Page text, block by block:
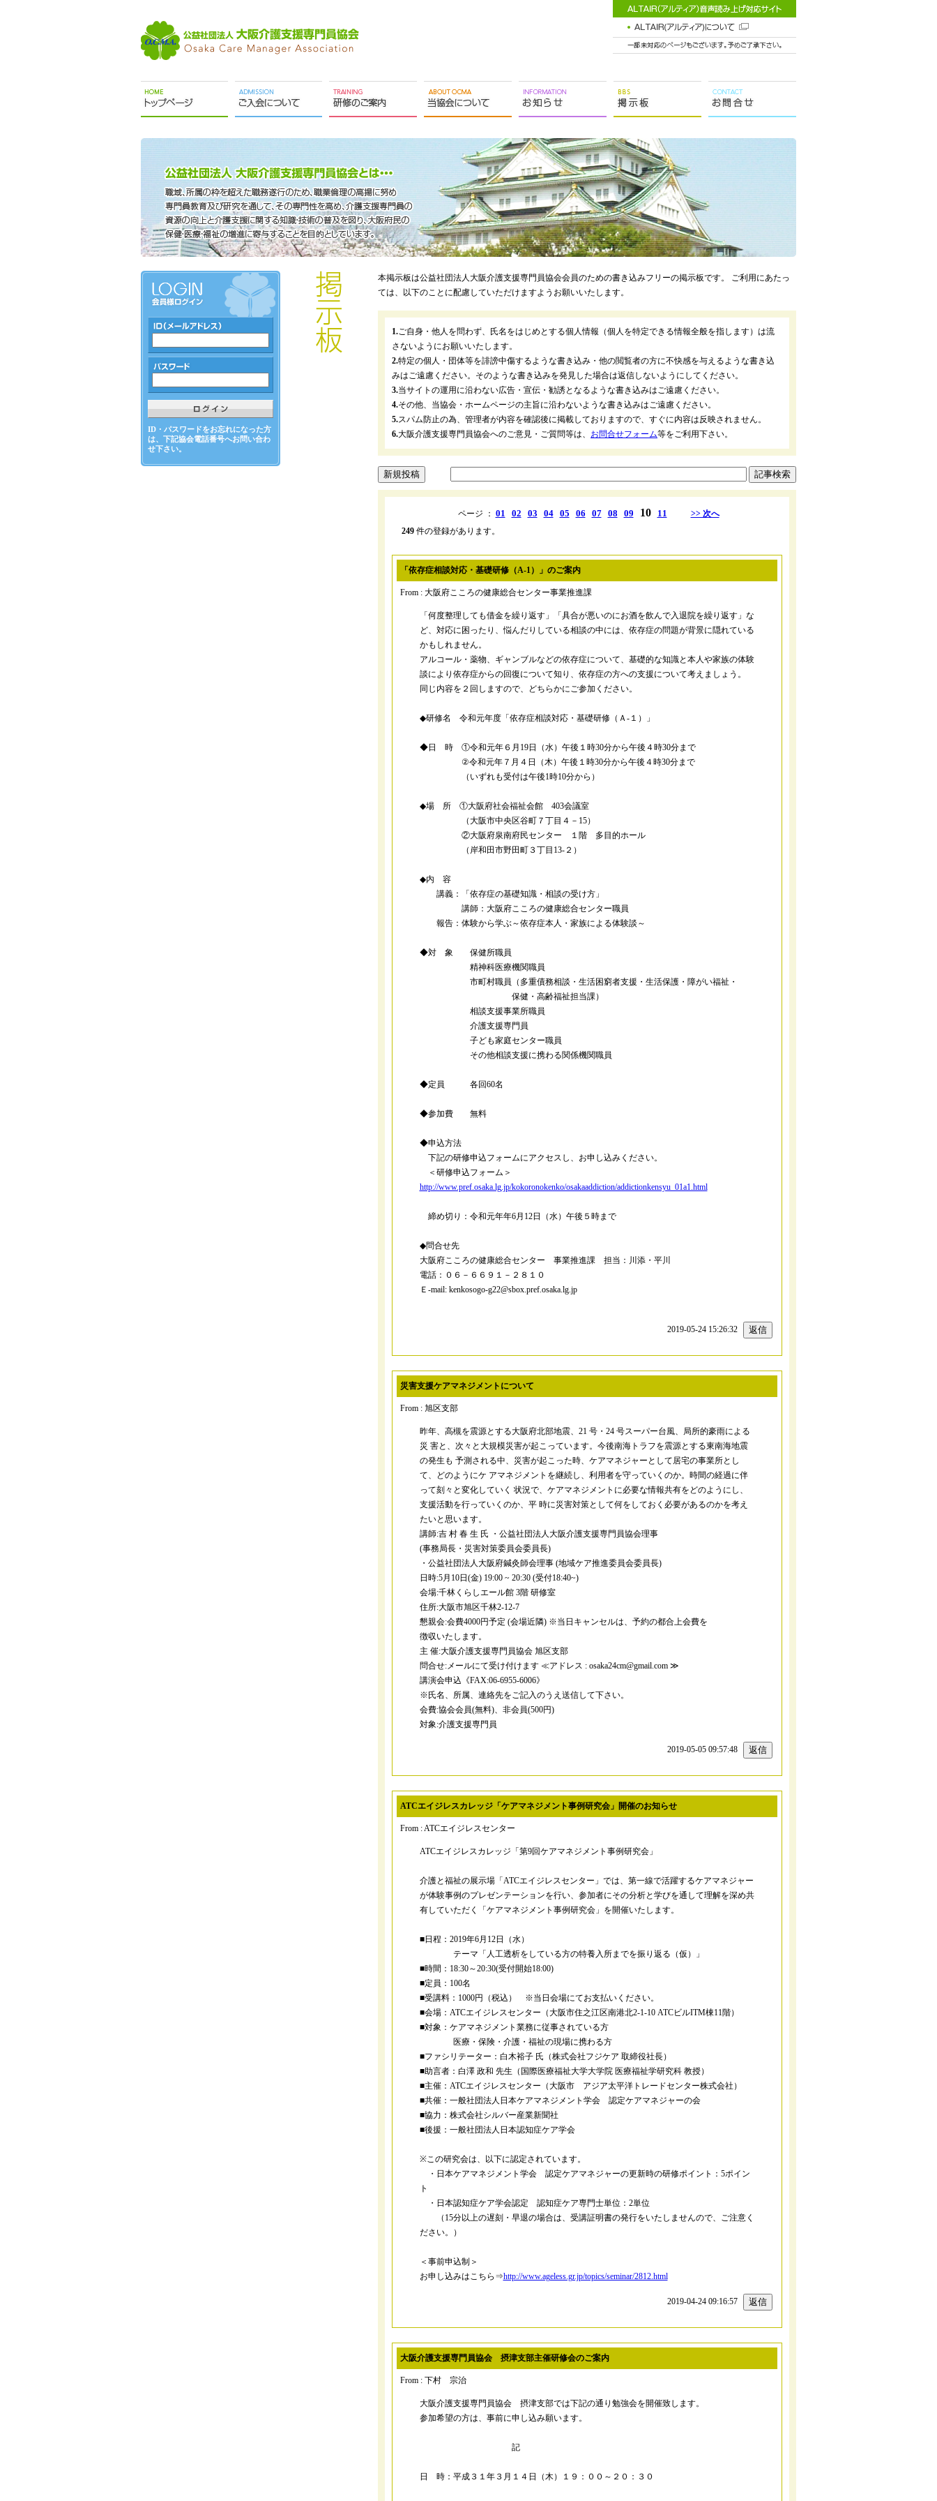
ID・パスワードをお忘れになった方
は、下記協会電話番号へお問い合わ
せ下さい。
本掲示板は公益社団法人大阪介護支援専門員協会会員のための書き込みフリーの掲示板です。 ご利用にあたっ
ては、以下のことに配慮していただけますようお願いいたします。
1.ご自身・他人を問わず、氏名をはじめとする個人情報（個人を特定できる情報全般を指します）は流
さないようにお願いいたします。
2.特定の個人・団体等を誹謗中傷するような書き込み・他の閲覧者の方に不快感を与えるような書き込
みはご遠慮ください。そのような書き込みを発見した場合は返信しないようにしてください。
3.当サイトの運用に沿わない広告・宣伝・勧誘となるような書き込みはご遠慮ください。
4.その他、当協会・ホームページの主旨に沿わないような書き込みはご遠慮ください。
5.スパム防止の為、管理者が内容を確認後に掲載しておりますので、すぐに内容は反映されません。
6.大阪介護支援専門員協会へのご意見・ご質問等は、 お問合せフォーム等をご利用下さい。
ページ ： 01 02 03 04 05 06 07 08 09 10 11
>> 次へ
249 件の登録があります。
「依存症相談対応・基礎研修（A-1）」のご案内
From : 大阪府こころの健康総合センター事業推進課
「何度整理しても借金を繰り返す」「具合が悪いのにお酒を飲んで入退院を繰り返す」な
ど、対応に困ったり、悩んだりしている相談の中には、依存症の問題が背景に隠れている
かもしれません。
アルコール・薬物、ギャンブルなどの依存症について、基礎的な知識と本人や家族の体験
談により依存症からの回復について知り、依存症の方への支援について考えましょう。
同じ内容を２回しますので、どちらかにご参加ください。
◆研修名 令和元年度「依存症相談対応・基礎研修（Ａ-１）」
◆日 時 ①令和元年６月19日（水）午後１時30分から午後４時30分まで
②令和元年７月４日（木）午後１時30分から午後４時30分まで
（いずれも受付は午後1時10分から）
◆場 所 ①大阪府社会福祉会館 403会議室
（大阪市中央区谷町７丁目４－15）
②大阪府泉南府民センター １階 多目的ホール
（岸和田市野田町３丁目13-２）
◆内 容
講義：「依存症の基礎知識・相談の受け方」
講師：大阪府こころの健康総合センター職員
報告：体験から学ぶ～依存症本人・家族による体験談～
◆対 象 保健所職員
精神科医療機関職員
市町村職員（多重債務相談・生活困窮者支援・生活保護・障がい福祉・
保健・高齢福祉担当課）
相談支援事業所職員
介護支援専門員
子ども家庭センター職員
その他相談支援に携わる関係機関職員
◆定員 各回60名
◆参加費 無料
◆申込方法
下記の研修申込フォームにアクセスし、お申し込みください。
＜研修申込フォーム＞
http://www.pref.osaka.lg.jp/kokoronokenko/osakaaddiction/addictionkensyu_01a1.html
締め切り：令和元年年6月12日（水）午後５時まで
◆問合せ先
大阪府こころの健康総合センター 事業推進課 担当：川添・平川
電話：０６－６６９１－２８１０
Ｅ-mail: kenkosogo-g22@sbox.pref.osaka.lg.jp
2019-05-24 15:26:32
災害支援ケアマネジメントについて
From : 旭区支部
昨年、高槻を震源とする大阪府北部地震、21 号・24 号スーパー台風、局所的豪雨による
災 害と、次々と大規模災害が起こっています。今後南海トラフを震源とする東南海地震
の発生も 予測される中、災害が起こった時、ケアマネジャーとして居宅の事業所とし
て、どのようにケ アマネジメントを継続し、利用者を守っていくのか。時間の経過に伴
って刻々と変化していく 状況で、ケアマネジメントに必要な情報共有をどのようにし、
支援活動を行っていくのか、平 時に災害対策として何をしておく必要があるのかを考え
たいと思います。
講師:吉 村 春 生 氏 ・公益社団法人大阪介護支援専門員協会理事
(事務局長・災害対策委員会委員長)
・公益社団法人大阪府鍼灸師会理事 (地域ケア推進委員会委員長)
日時:5月10日(金) 19:00 ~ 20:30 (受付18:40~)
会場:千林くらしエール館 3階 研修室
住所:大阪市旭区千林2-12-7
懇親会:会費4000円予定 (会場近隣) ※当日キャンセルは、予約の都合上会費を
徴収いたします。
主 催:大阪介護支援専門員協会 旭区支部
問合せ:メールにて受け付けます ≪アドレス : osaka24cm@gmail.com ≫
講演会申込《FAX:06-6955-6006》
※氏名、所属、連絡先をご記入のうえ送信して下さい。
会費:協会会員(無料)、非会員(500円)
対象:介護支援専門員
2019-05-05 09:57:48
ATCエイジレスカレッジ「ケアマネジメント事例研究会」開催のお知らせ
From : ATCエイジレスセンター
ATCエイジレスカレッジ「第9回ケアマネジメント事例研究会」
介護と福祉の展示場「ATCエイジレスセンター」では、第一線で活躍するケアマネジャー
が体験事例のプレゼンテーションを行い、参加者にその分析と学びを通して理解を深め共
有していただく「ケアマネジメント事例研究会」を開催いたします。
■日程：2019年6月12日（水）
テーマ「人工透析をしている方の特養入所までを振り返る（仮）」
■時間：18:30～20:30(受付開始18:00)
■定員：100名
■受講料：1000円（税込） ※当日会場にてお支払いください。
■会場：ATCエイジレスセンター（大阪市住之江区南港北2-1-10 ATCビルITM棟11階）
■対象：ケアマネジメント業務に従事されている方
医療・保険・介護・福祉の現場に携わる方
■ファシリテーター：白木裕子 氏（株式会社フジケア 取締役社長）
■助言者：白澤 政和 先生（国際医療福祉大学大学院 医療福祉学研究科 教授）
■主催：ATCエイジレスセンター（大阪市 アジア太平洋トレードセンター株式会社）
■共催：一般社団法人日本ケアマネジメント学会 認定ケアマネジャーの会
■協力：株式会社シルバー産業新聞社
■後援：一般社団法人日本認知症ケア学会
※この研究会は、以下に認定されています。
・日本ケアマネジメント学会 認定ケアマネジャーの更新時の研修ポイント：5ポイン
ト
・日本認知症ケア学会認定 認知症ケア専門士単位：2単位
（15分以上の遅刻・早退の場合は、受講証明書の発行をいたしませんので、ご注意く
ださい。）
＜事前申込制＞
お申し込みはこちら⇒http://www.ageless.gr.jp/topics/seminar/2812.html
2019-04-24 09:16:57
大阪介護支援専門員協会 摂津支部主催研修会のご案内
From : 下村 宗治
大阪介護支援専門員協会 摂津支部では下記の通り勉強会を開催致します。
参加希望の方は、事前に申し込み願います。
記
日 時：平成３１年３月１４日（木）１９：００～２０：３０